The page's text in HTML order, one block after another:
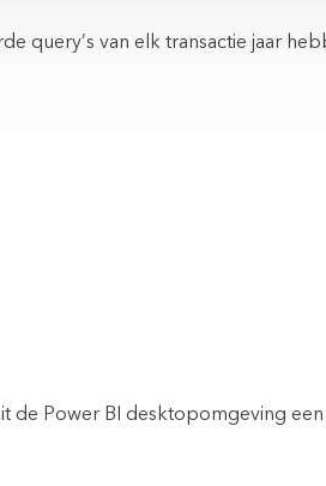
query’s van elk transactie jaar
de Power BI desktopomgeving